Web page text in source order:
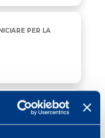
PER LA
DURANTE LE
INTENSI